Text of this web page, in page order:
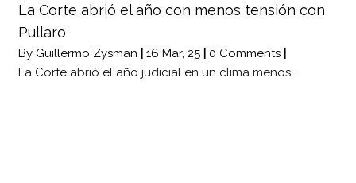
La Corte abrió el año con menos tensión con
Pullaro
By Guillermo Zysman 16 Mar, 25 0 Comments
La Corte abrió el año judicial en un clima menos…